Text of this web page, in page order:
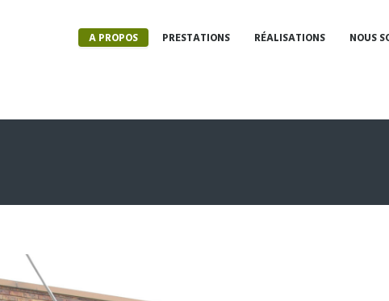
A PROPOS PRESTATIONS RÉALISATIONS NOUS